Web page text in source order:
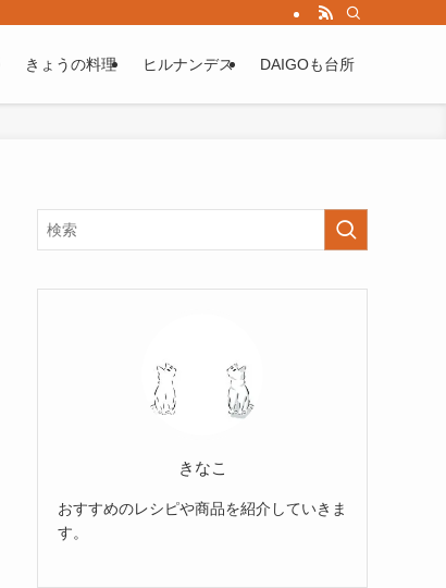
きょうの料理 ヒルナンデス DAIGOも台所
きなこ
おすすめのレシピや商品を紹介していきま
す。